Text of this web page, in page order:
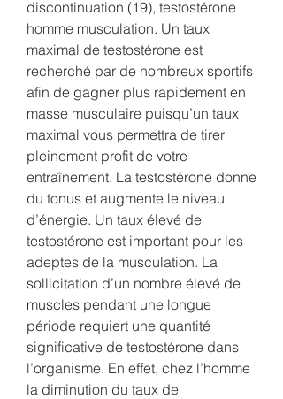
discontinuation (19), testostérone
homme musculation. Un taux
maximal de testostérone est
recherché par de nombreux sportifs
afin de gagner plus rapidement en
masse musculaire puisqu’un taux
maximal vous permettra de tirer
pleinement profit de votre
entraînement. La testostérone donne
du tonus et augmente le niveau
d’énergie. Un taux élevé de
testostérone est important pour les
adeptes de la musculation. La
sollicitation d’un nombre élevé de
muscles pendant une longue
période requiert une quantité
significative de testostérone dans
l’organisme. En effet, chez l’homme
la diminution du taux de